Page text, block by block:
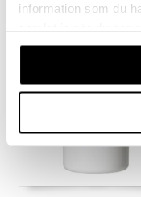
information som du
våra cookies vid